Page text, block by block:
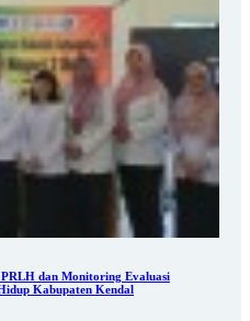
dan Monitoring Evaluasi
Kabupaten Kendal